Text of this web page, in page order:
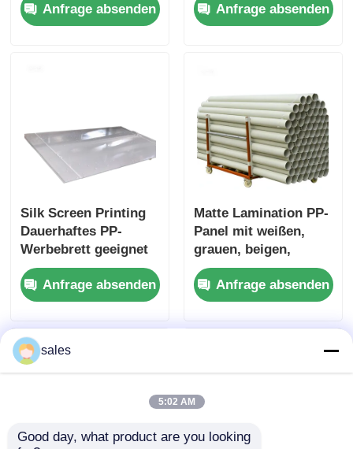
Konstruktion
geeignet für Outdoor-
Anfrage absenden
Witterungsbeständigk
eit, geeignet für
Anfrage absenden
Silk Screen Printing
Dauerhaftes PP-
Werbebrett geeignet
für
Einzelhandelsbildschi
rme Ausstellungen
Anfrage absenden
Matte Lamination PP-
Panel mit weißen,
grauen, beigen,
weißen, weißen,
weißen, weißen,
weißen, weißen,
weißen, weißen,
weißen, weißen,
weißen, weißen,
weißen, weißen,
Anfrage absenden
sales
5:02 AM
Good day, what product are you looking